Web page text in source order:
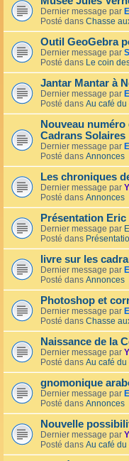
Dernier message par
Posté dans Chasse
Outil GeoGebra
Dernier message par
Posté dans Le coin
Jantar Mantar à
Dernier message par
Posté dans Au café
Nouveau
Cadrans Solaires
Dernier message par
Posté dans Annonces
Les chroniques
Dernier message par
Posté dans Annonces
Présentation Eric
Dernier message par
Posté dans
livre sur les
Dernier message par
Posté dans Annonces
Photoshop et
Dernier message par
Posté dans Chasse
Naissance de la
Dernier message par
Posté dans Au café
gnomonique
Dernier message par
Posté dans Annonces
Nouvelle
Dernier message par
Posté dans Au café